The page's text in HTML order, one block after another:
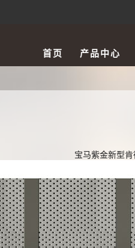
首页 产品中心
宝马紫金新型肯